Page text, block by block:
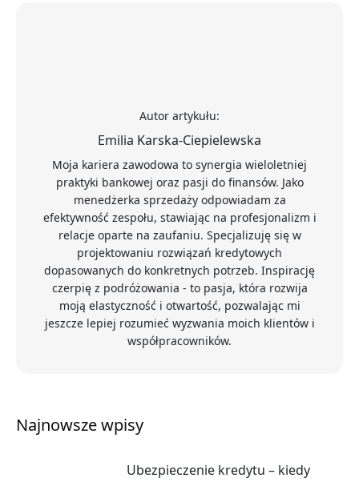
Autor artykułu:
Emilia Karska-Ciepielewska
Moja kariera zawodowa to synergia wieloletniej
praktyki bankowej oraz pasji do finansów. Jako
menedżerka sprzedaży odpowiadam za
efektywność zespołu, stawiając na profesjonalizm i
relacje oparte na zaufaniu. Specjalizuję się w
projektowaniu rozwiązań kredytowych
dopasowanych do konkretnych potrzeb. Inspirację
czerpię z podróżowania - to pasja, która rozwija
moją elastyczność i otwartość, pozwalając mi
jeszcze lepiej rozumieć wyzwania moich klientów i
współpracowników.
Najnowsze wpisy
Ubezpieczenie kredytu – kiedy